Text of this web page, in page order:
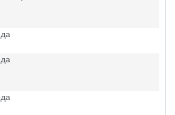
да
да
да